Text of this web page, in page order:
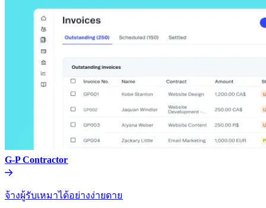
G-P Contractor​​
จ้างผู้รับเหมาได้อย่างง่ายดาย​​